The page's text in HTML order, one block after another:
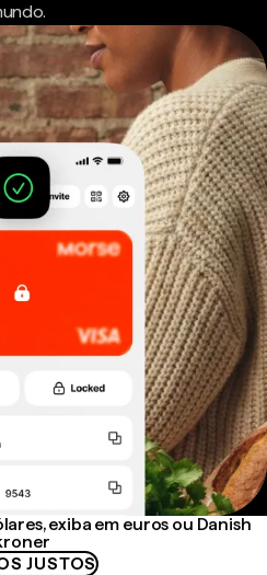
exiba em euros ou Danish
JUSTOS